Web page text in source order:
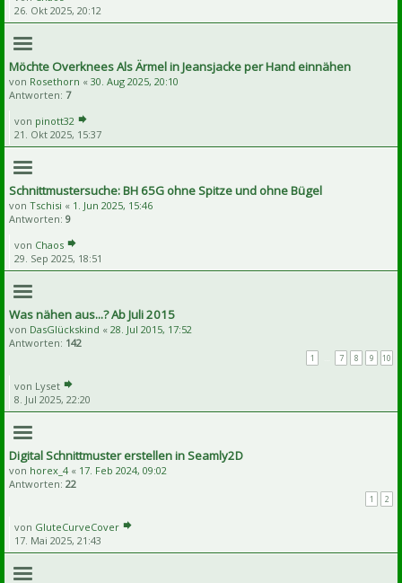
26. Okt 2025, 20:12
Möchte Overknees Als Ärmel in Jeansjacke per Hand einnähen
von Rosethorn « 30. Aug 2025, 20:10
Antworten: 7
von pinott32
21. Okt 2025, 15:37
Schnittmustersuche: BH 65G ohne Spitze und ohne Bügel
von Tschisi « 1. Jun 2025, 15:46
Antworten: 9
von Chaos
29. Sep 2025, 18:51
Was nähen aus...? Ab Juli 2015
von DasGlückskind « 28. Jul 2015, 17:52
Antworten: 142
1 7 8 9 10
von Lyset
8. Jul 2025, 22:20
Digital Schnittmuster erstellen in Seamly2D
von horex_4 « 17. Feb 2024, 09:02
Antworten: 22
1 2
von GluteCurveCover
17. Mai 2025, 21:43